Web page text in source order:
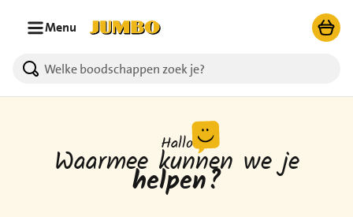
Menu
Hallo
Waarmee kunnen we je
helpen?